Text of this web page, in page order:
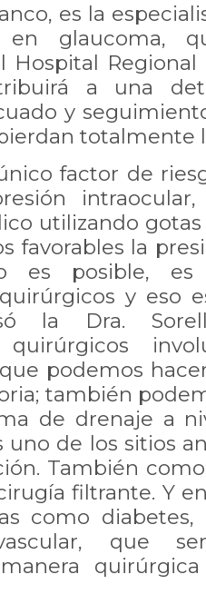
es la
en glaucoma,
Hospital Regional
a una
y
totalmente
factor de
utilizando
favorables la
es posible, es
y eso
la Dra.
quirúrgicos
podemos
también
de drenaje a
uno de los sitios
También
filtrante. Y
como diabetes,
que